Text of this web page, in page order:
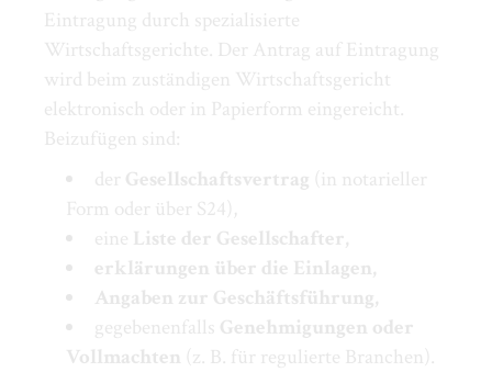
Eintragung durch spezialisierte
Wirtschaftsgerichte. Der Antrag auf Eintragung
wird beim zuständigen Wirtschaftsgericht
elektronisch oder in Papierform eingereicht.
Beizufügen sind:
der Gesellschaftsvertrag (in notarieller
Form oder über S24),
eine Liste der Gesellschafter,
erklärungen über die Einlagen,
Angaben zur Geschäftsführung,
gegebenenfalls Genehmigungen oder
Vollmachten (z. B. für regulierte Branchen).